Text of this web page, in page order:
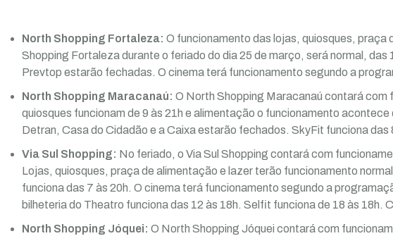
North Shopping Fortaleza: O funcionamento das lojas, quiosques, praça
Shopping Fortaleza durante o feriado do dia 25 de março, será normal, das
Prevtop estarão fechadas. O cinema terá funcionamento segundo a
North Shopping Maracanaú: O North Shopping Maracanaú contará com
quiosques funcionam de 9 às 21h e alimentação o funcionamento
Detran, Casa do Cidadão e a Caixa estarão fechados. SkyFit funciona das
Via Sul Shopping: No feriado, o Via Sul Shopping contará com
Lojas, quiosques, praça de alimentação e lazer terão funcionamento
funciona das 7 às 20h. O cinema terá funcionamento segundo a
bilheteria do Theatro funciona das 12 às 18h. Selfit funciona de 18 às 18h.
North Shopping Jóquei: O North Shopping Jóquei contará com